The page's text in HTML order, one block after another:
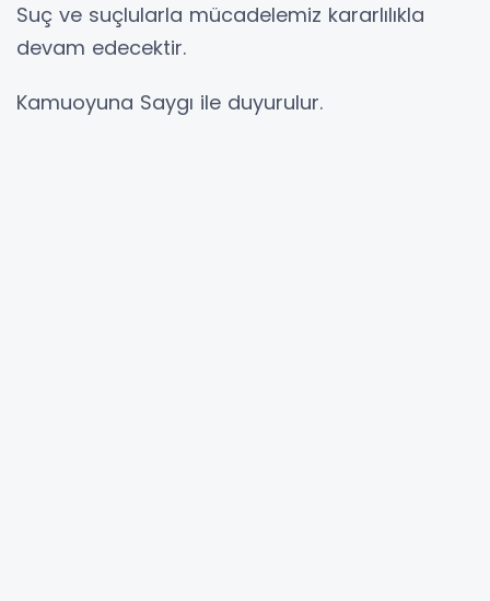
Suç ve suçlularla mücadelemiz kararlılıkla
devam edecektir.
Kamuoyuna Saygı ile duyurulur.